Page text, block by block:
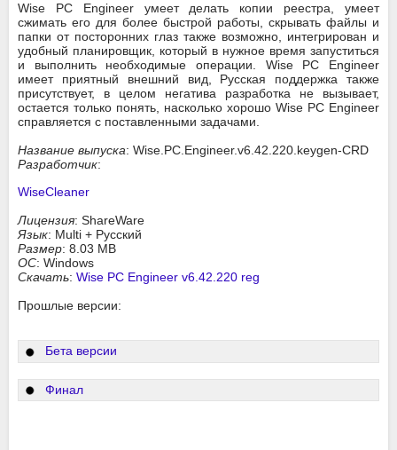
Wise PC Engineer умеет делать копии реестра, умеет
сжимать его для более быстрой работы, скрывать файлы и
папки от посторонних глаз также возможно, интегрирован и
удобный планировщик, который в нужное время запуститься
и выполнить необходимые операции. Wise PC Engineer
имеет приятный внешний вид, Русская поддержка также
присутствует, в целом негатива разработка не вызывает,
остается только понять, насколько хорошо Wise PC Engineer
справляется с поставленными задачами.
Название выпуска: Wise.PC.Engineer.v6.42.220.keygen-CRD
Разработчик:
WiseCleaner
Лицензия: ShareWare
Язык: Multi + Русский
Размер: 8.03 MB
ОС: Windows
Скачать: Wise PC Engineer v6.42.220 reg
Прошлые версии:
Бета версии
Финал